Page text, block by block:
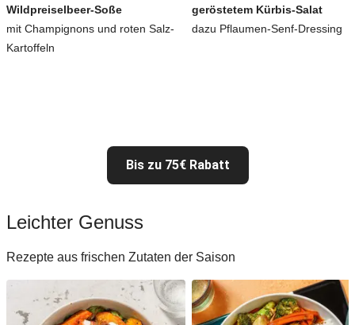
Wildpreiselbeer-Soße
mit Champignons und roten Salz-
Kartoffeln
geröstetem Kürbis-Salat
dazu Pflaumen-Senf-Dressing
Bis zu 75€ Rabatt
Leichter Genuss
Rezepte aus frischen Zutaten der Saison